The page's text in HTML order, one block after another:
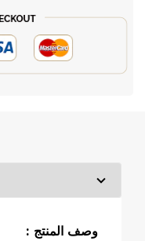
: وصف المنتج